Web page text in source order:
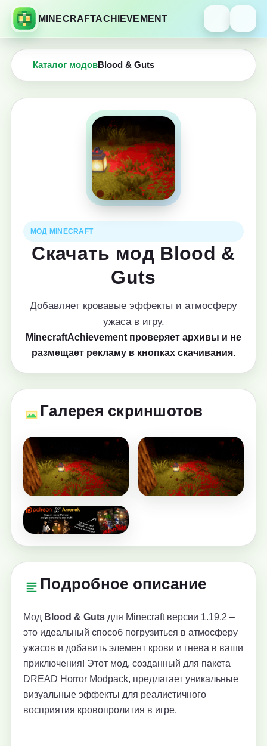
MINECRAFTACHIEVEMENT
Каталог модовBlood & Guts
МОД MINECRAFT
Скачать мод Blood &
Guts
Добавляет кровавые эффекты и атмосферу
ужаса в игру.
MinecraftAchievement проверяет архивы и не
размещает рекламу в кнопках скачивания.
Галерея скриншотов
Подробное описание
Мод Blood & Guts для Minecraft версии 1.19.2 –
это идеальный способ погрузиться в атмосферу
ужасов и добавить элемент крови и гнева в ваши
приключения! Этот мод, созданный для пакета
DREAD Horror Modpack, предлагает уникальные
визуальные эффекты для реалистичного
восприятия кровопролития в игре.